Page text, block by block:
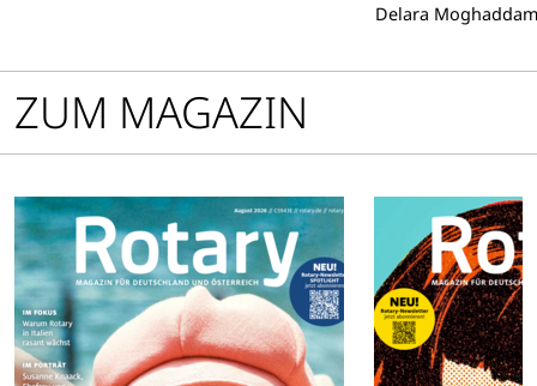
einen
erloschen.
Freiheit
Delara Moghaddam
ZUM MAGAZIN